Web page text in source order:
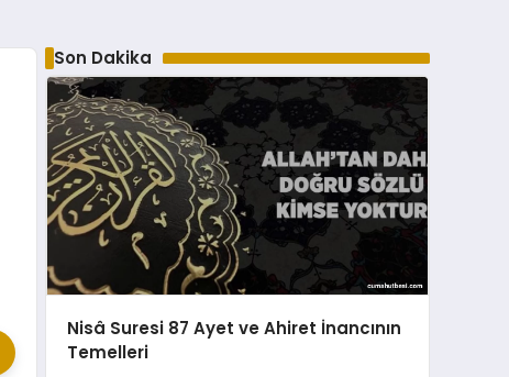
Son Dakika
Nisâ Suresi 87 Ayet ve Ahiret İnancının
Temelleri